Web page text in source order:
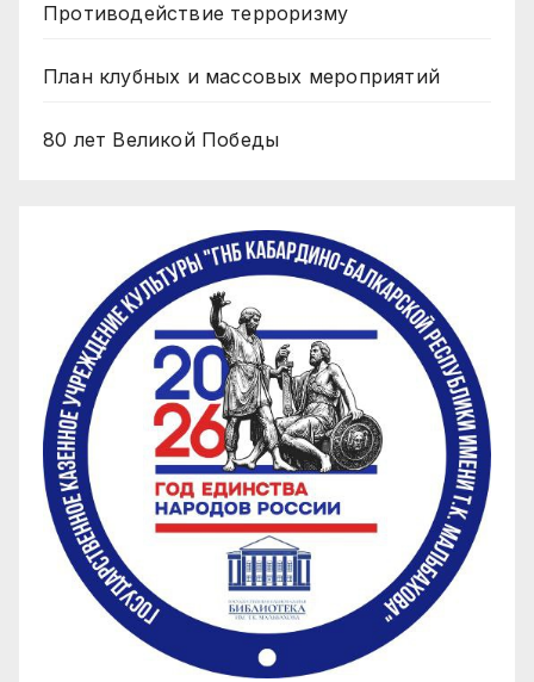
Противодействие терроризму
План клубных и массовых мероприятий
80 лет Великой Победы